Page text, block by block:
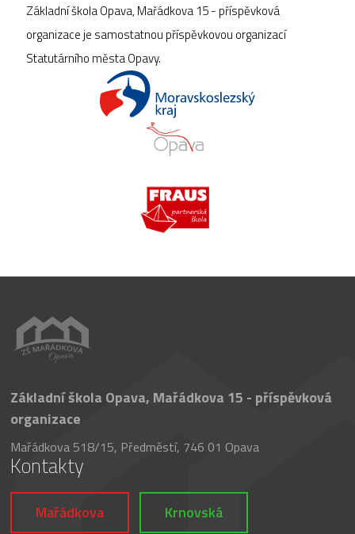
Základní škola Opava, Mařádkova 15 - příspěvková
organizace je samostatnou příspěvkovou organizací
Statutárního města Opavy.
Základní škola Opava, Mařádkova 15 - příspěvková
organizace
Mařádkova 518/15, Předměstí, 746 01 Opava
Kontakty
Mařádkova Krnovská